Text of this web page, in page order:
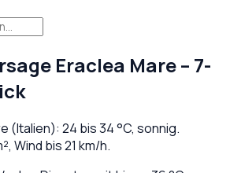
Eraclea Mare– 7-
(Italien): 24 bis34°C, sonnig.
Wind bis21 km/h.